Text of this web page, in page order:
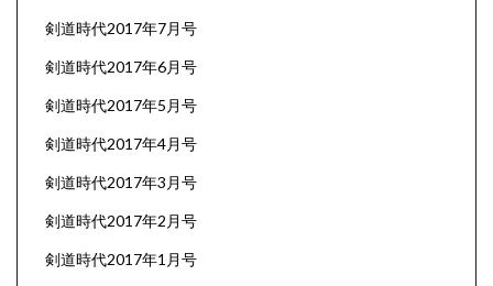
剣道時代2017年7月号
剣道時代2017年6月号
剣道時代2017年5月号
剣道時代2017年4月号
剣道時代2017年3月号
剣道時代2017年2月号
剣道時代2017年1月号